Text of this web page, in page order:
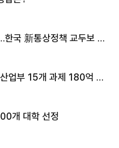
국 新통상정책 교두보 활
업부 15개 과제 180억 지
개 대학 선정